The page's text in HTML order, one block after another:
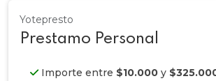
Yotepresto
Prestamo Personal
Importe entre $10.000 y